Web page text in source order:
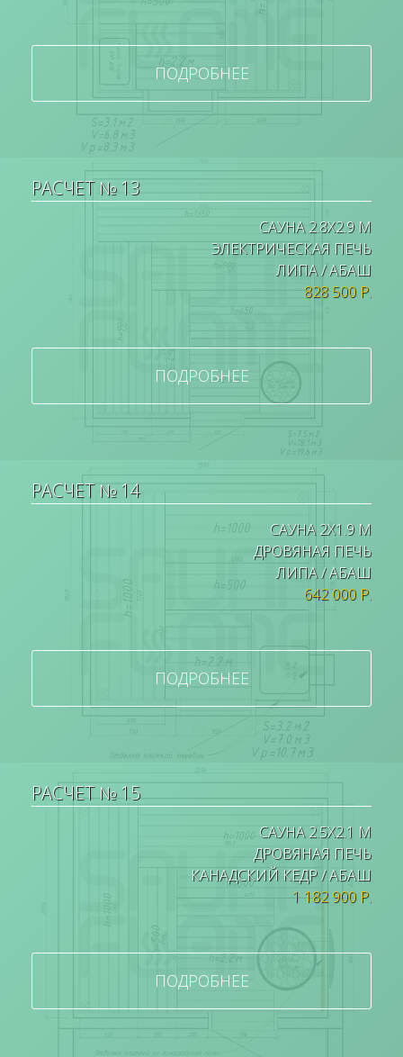
ПОДРОБНЕЕ
РАСЧЕТ № 13
САУНА 2.8Х2.9 М
ЭЛЕКТРИЧЕСКАЯ ПЕЧЬ
ЛИПА / АБАШ
828 500 Р.
ПОДРОБНЕЕ
РАСЧЕТ № 14
САУНА 2Х1.9 М
ДРОВЯНАЯ ПЕЧЬ
ЛИПА / АБАШ
642 000 Р.
ПОДРОБНЕЕ
РАСЧЕТ № 15
САУНА 2.5Х2.1 М
ДРОВЯНАЯ ПЕЧЬ
КАНАДСКИЙ КЕДР / АБАШ
1 182 900 Р.
ПОДРОБНЕЕ